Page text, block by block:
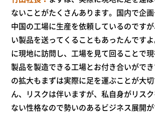
ないことがたくさんあります。国内で企画
中国の工場に生産を依頼しているのです
い製品を送ってくることもあったんです
に現地に訪問し、工場を見て回ることで
製品を製造できる工場とお付き合いがで
の拡大もまずは実際に足を運ぶことが大
ん、リスクは伴いますが、私自身がリス
ない性格なので勢いのあるビジネス展開が